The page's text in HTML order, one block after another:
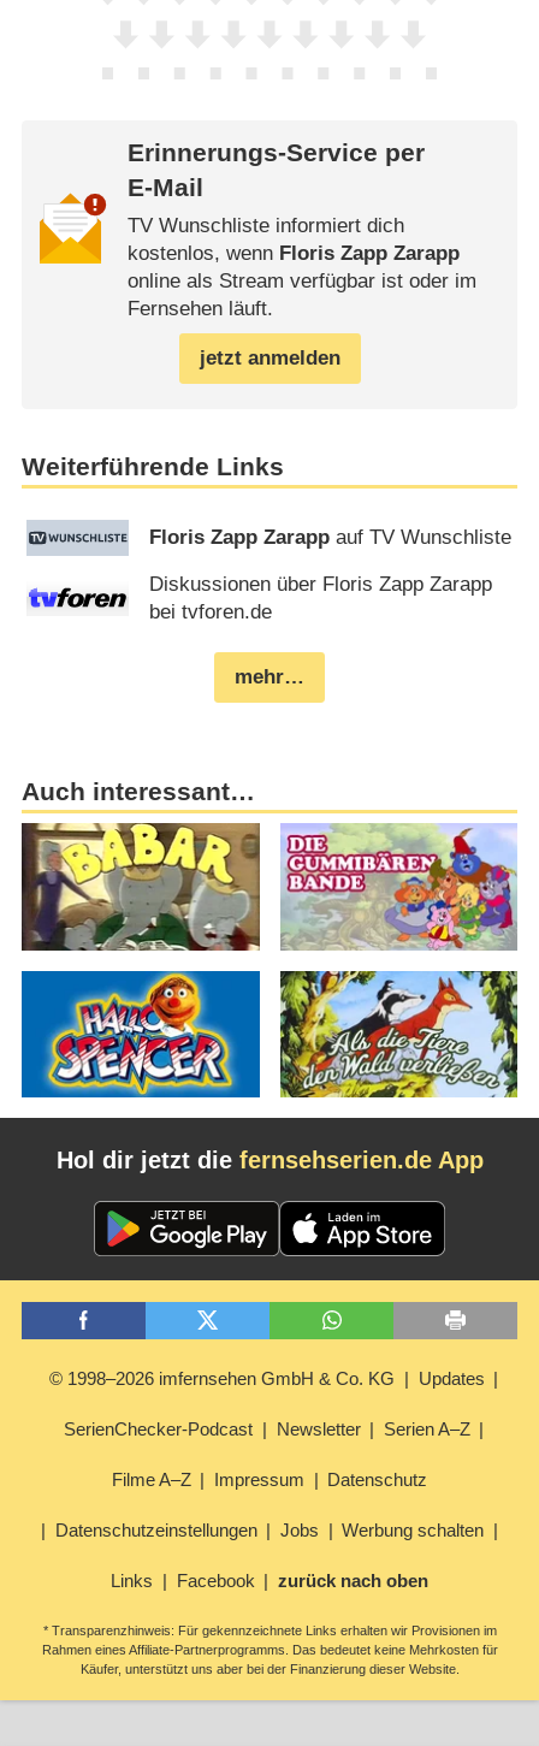
Erinnerungs-Service per
E-Mail
TV Wunschliste informiert dich
kostenlos, wenn Floris Zapp Zarapp
online als Stream verfügbar ist oder im
Fernsehen läuft.
jetzt anmelden
Weiterführende Links
Floris Zapp Zarapp auf TV Wunschliste
Diskussionen über Floris Zapp Zarapp
bei tvforen.de
mehr…
Auch interessant…
Hol dir jetzt die fernsehserien.de App
© 1998–2026 imfernsehen GmbH & Co. KG Updates
SerienChecker-Podcast Newsletter Serien A–Z
Filme A–Z Impressum Datenschutz
Datenschutzeinstellungen Jobs Werbung schalten
Links Facebook zurück nach oben
* Transparenzhinweis: Für gekennzeichnete Links erhalten wir Provisionen im
Rahmen eines Affiliate-Partnerprogramms. Das bedeutet keine Mehrkosten für
Käufer, unterstützt uns aber bei der Finanzierung dieser Website.